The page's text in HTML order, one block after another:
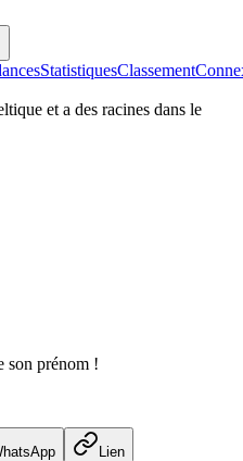
StatistiquesClassement
et a des racines dans le
son prénom !
Lien